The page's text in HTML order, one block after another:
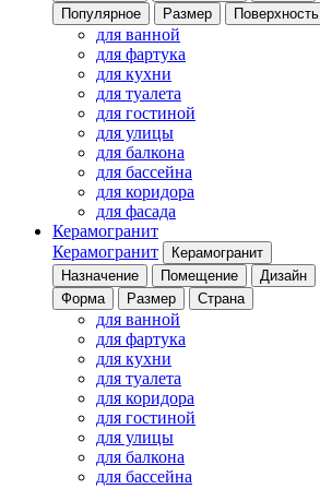
Популярное
Размер Поверхность
для ванной
для фартука
для кухни
для туалета
для гостиной
для улицы
для балкона
для бассейна
для коридора
для фасада
Керамогранит
Керамогранит
Керамогранит
Назначение
Помещение Дизайн
Форма
Размер Страна
для ванной
для фартука
для кухни
для туалета
для коридора
для гостиной
для улицы
для балкона
для бассейна